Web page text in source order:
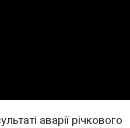
аварії річкового